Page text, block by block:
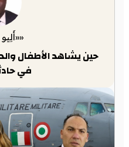
حين يشاهد الأطفال
في